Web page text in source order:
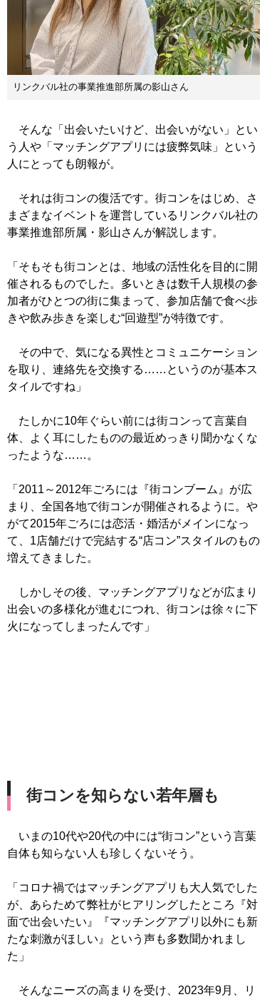
リンクバル社の事業推進部所属の影山さん
そんな「出会いたいけど、出会いがない」とい
う人や「マッチングアプリには疲弊気味」という
人にとっても朗報が。
それは街コンの復活です。街コンをはじめ、さ
まざまなイベントを運営しているリンクバル社の
事業推進部所属・影山さんが解説します。
「そもそも街コンとは、地域の活性化を目的に開
催されるものでした。多いときは数千人規模の参
加者がひとつの街に集まって、参加店舗で食べ歩
きや飲み歩きを楽しむ“回遊型”が特徴です。
その中で、気になる異性とコミュニケーション
を取り、連絡先を交換する……というのが基本ス
タイルですね」
たしかに10年ぐらい前には街コンって言葉自
体、よく耳にしたものの最近めっきり聞かなくな
ったような……。
「2011～2012年ごろには『街コンブーム』が広
まり、全国各地で街コンが開催されるように。や
がて2015年ごろには恋活・婚活がメインになっ
て、1店舗だけで完結する“店コン”スタイルのもの
増えてきました。
しかしその後、マッチングアプリなどが広まり
出会いの多様化が進むにつれ、街コンは徐々に下
火になってしまったんです」
街コンを知らない若年層も
いまの10代や20代の中には“街コン”という言葉
自体も知らない人も珍しくないそう。
「コロナ禍ではマッチングアプリも大人気でした
が、あらためて弊社がヒアリングしたところ『対
面で出会いたい』『マッチングアプリ以外にも新
たな刺激がほしい』という声も多数聞かれまし
た」
そんなニーズの高まりを受け、2023年9月、リ